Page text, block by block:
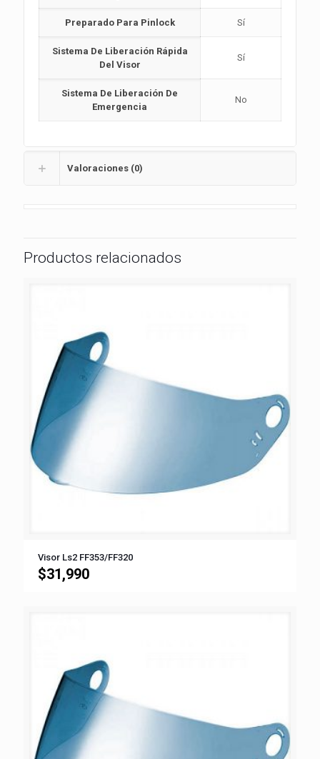
Preparado Para Pinlock Sí
Sistema De Liberación Rápida
Del Visor
Sí
Sistema De Liberación De
Emergencia
No
Valoraciones (0)
Productos relacionados
Visor Ls2 FF353/FF320
$31,990